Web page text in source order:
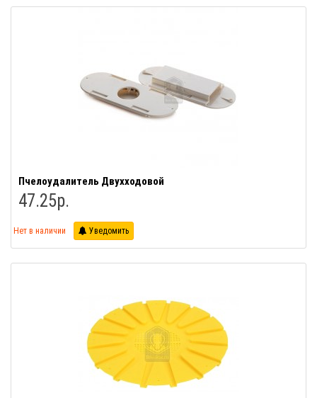
Пчелоудалитель Двухходовой
47.25р.
Нет в наличии Уведомить